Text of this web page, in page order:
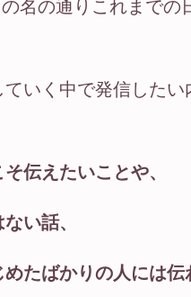
名の通りこれまでの
いく中で発信した
伝えたいことや、
い話、
たばかりの人には伝